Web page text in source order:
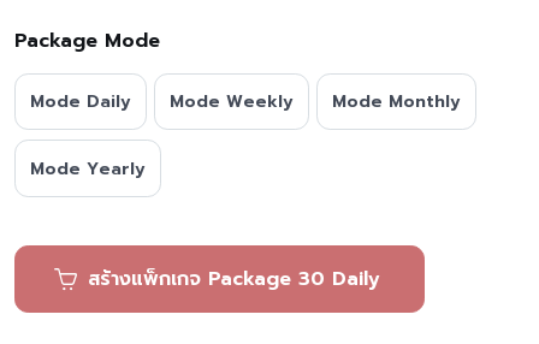
Package Mode
Mode Daily Mode Weekly Mode Monthly
Mode Yearly
สร้างแพ็กเกจ Package 30 Daily